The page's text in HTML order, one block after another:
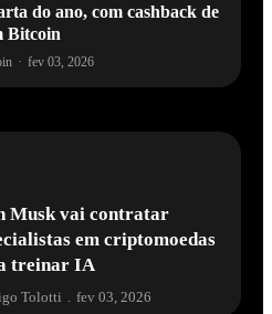
do ano, com cashback de
Bitcoin
· fev 03, 2026
Musk vai contratar
em criptomoedas
treinar IA
Tolotti fev 03, 2026